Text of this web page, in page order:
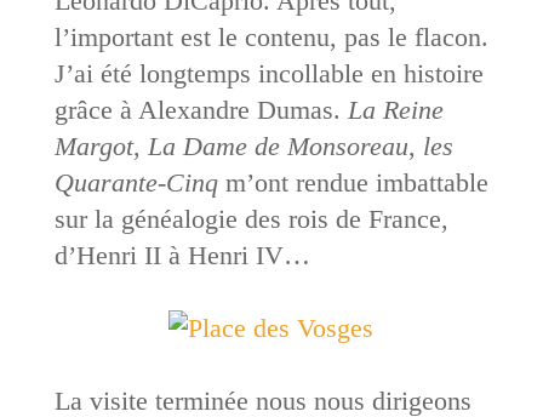
l’important est le contenu, pas le flacon.
J’ai été longtemps incollable en histoire
grâce à Alexandre Dumas. La Reine
Margot, La Dame de Monsoreau, les
Quarante-Cinqm’ont rendue imbattable
sur la généalogie des rois de France,
d’Henri II à Henri IV…
La visite terminée nous nous dirigeons